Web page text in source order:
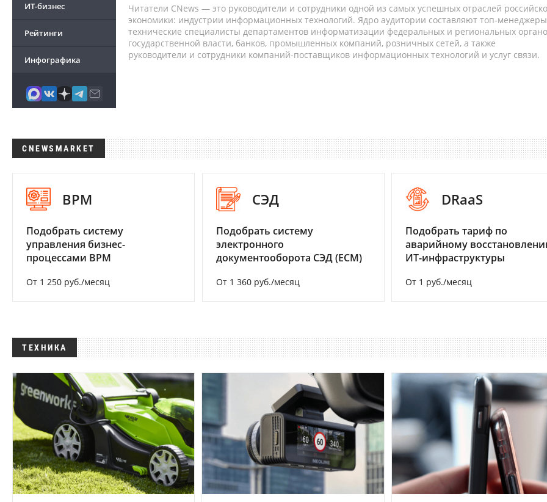
ИТ-бизнес
Рейтинги
Инфографика
Читатели CNews — это руководители и сотрудники одной из самых успешных отраслей
экономики: индустрии информационных технологий. Ядро аудитории составляют топ-
технические специалисты департаментов информатизации федеральных и региональных
государственной власти, банков, промышленных компаний, розничных сетей, а также
руководители и сотрудники компаний-поставщиков информационных технологий и услуг связи.
CNEWSMARKET
BPM
Подобрать систему
управления бизнес-
процессами BPM
От 1 250 руб./месяц
СЭД
Подобрать систему
электронного
документооборота СЭД (ECM)
От 1 360 руб./месяц
DRaaS
Подобрать тариф по
аварийному
ИТ-инфраструктуры
От 1 руб./месяц
ТЕХНИКА